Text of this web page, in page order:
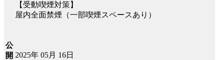
【受動喫煙対策】
屋内全面禁煙（一部喫煙スペースあり）
公
開 2025年 05月 16日